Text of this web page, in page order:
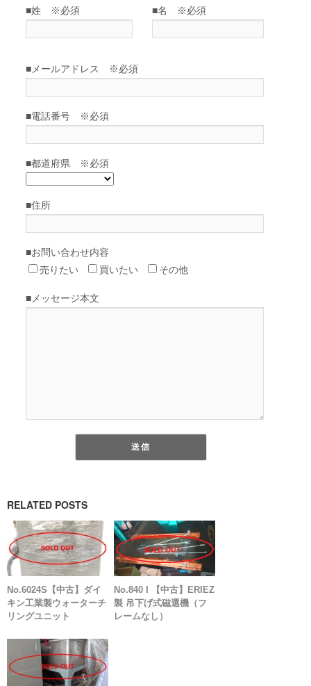
RELATED POSTS
No.6024S【中古】ダイ
キン工業製ウォーターチ
リングユニット
No.840 I 【中古】ERIEZ
製 吊下げ式磁選機（フ
レームなし）